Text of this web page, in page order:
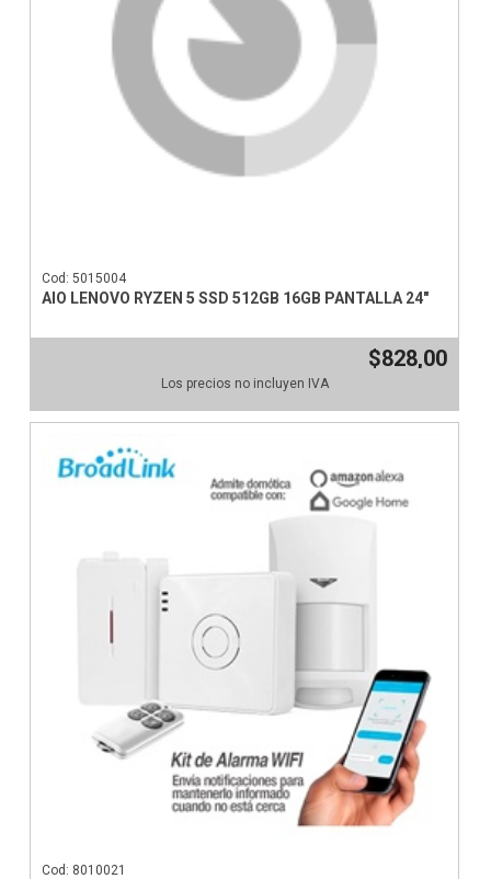
Cod: 5015004
AIO LENOVO RYZEN 5 SSD 512GB 16GB PANTALLA 24"
$828,00
Los precios no incluyen IVA
Cod: 8010021